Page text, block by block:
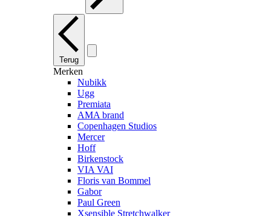
Terug
Merken
Nubikk
Ugg
Premiata
AMA brand
Copenhagen Studios
Mercer
Hoff
Birkenstock
VIA VAI
Floris van Bommel
Gabor
Paul Green
Xsensible Stretchwalker